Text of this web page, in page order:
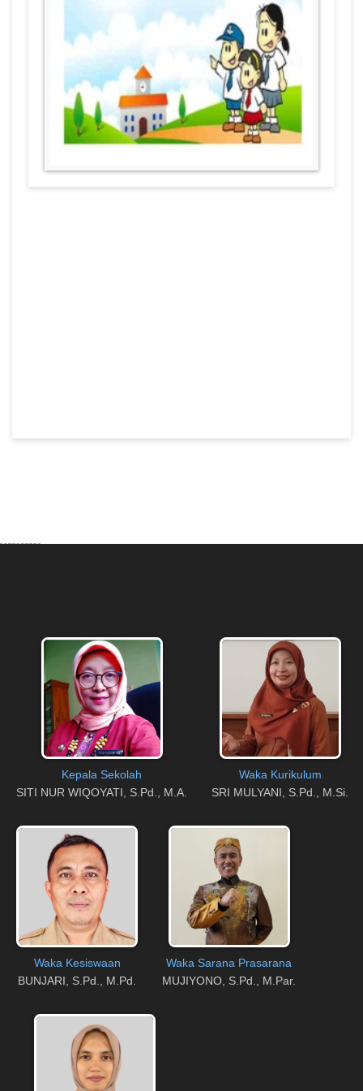
Kepala Sekolah
SITI NUR WIQOYATI, S.Pd., M.A.
Waka Kurikulum
SRI MULYANI, S.Pd., M.Si.
Waka Kesiswaan
BUNJARI, S.Pd., M.Pd.
Waka Sarana Prasarana
MUJIYONO, S.Pd., M.Par.